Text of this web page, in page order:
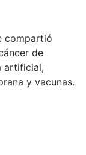
compartió
de
artificial,
y vacunas.